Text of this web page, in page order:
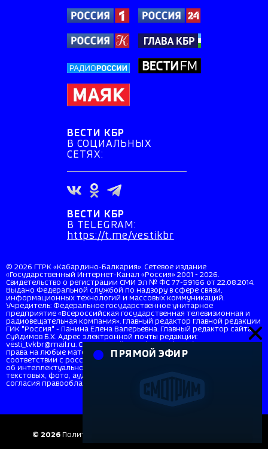
ВЕСТИ КБР
В СОЦИАЛЬНЫХ
СЕТЯХ:
ВЕСТИ КБР
В TELEGRAM:
https://t.me/vestikbr
© 2026 ГТРК «Кабардино-Балкария». Сетевое издание
«Государственный Интернет-Канал «Россия» 2001 - 2026.
Свидетельство о регистрации СМИ Эл № ФС 77-59166 от 22.08.2014.
Выдано Федеральной службой по надзору в сфере связи,
информационных технологий и массовых коммуникаций.
Учредитель: Федеральное государственное унитарное
предприятие «Всероссийская государственная телевизионная и
радиовещательная компания». Главный редактор Главной редакции
ГИК "Россия" - Панина Елена Валерьевна. Главный редактор сайта
Суйдимов Б.Х. Адрес электронной почты редакции:
vesti_tvkbr@mail.ru. Справочный телефон: +7 (8662) 40-36-33. Все
права на любые материалы, опубликованные на сайте, защищены в
соответствии с российским и международным законодательством
об интеллектуальной собственности. Любое использование
текстовых, фото, аудио и видеоматериалов возможно только с
согласия правообладателя (ВГТРК). Для детей старше 16 лет (16+).
© 2026 Политика в отношении персональных данных
ПРЯМОЙ ЭФИР